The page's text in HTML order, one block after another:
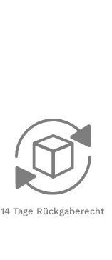
14 Tage Rückgaberecht